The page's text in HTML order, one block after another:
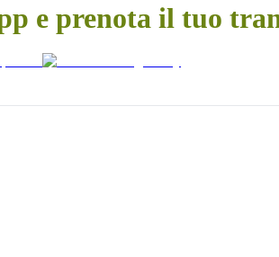
e prenota il tuo